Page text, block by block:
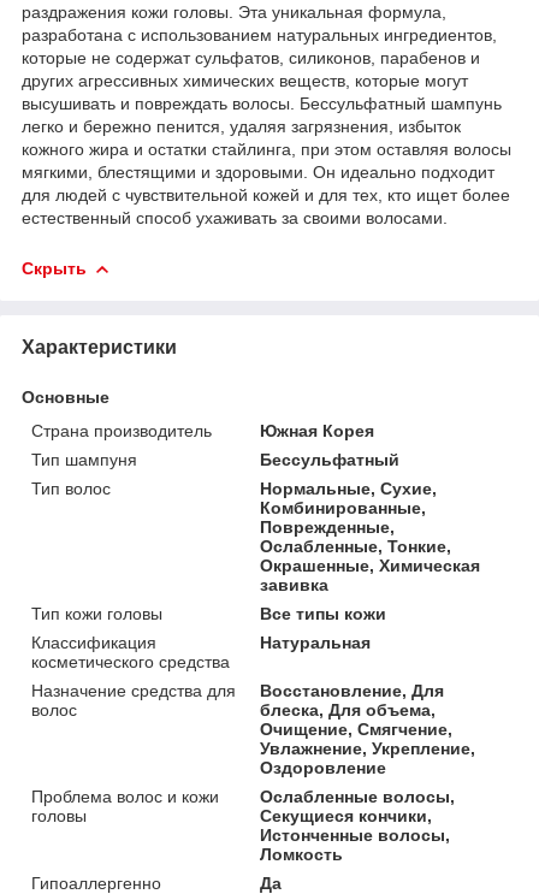
раздражения кожи головы. Эта уникальная формула,
разработана с использованием натуральных ингредиентов,
которые не содержат сульфатов, силиконов, парабенов и
других агрессивных химических веществ, которые могут
высушивать и повреждать волосы. Бессульфатный шампунь
легко и бережно пенится, удаляя загрязнения, избыток
кожного жира и остатки стайлинга, при этом оставляя волосы
мягкими, блестящими и здоровыми. Он идеально подходит
для людей с чувствительной кожей и для тех, кто ищет более
естественный способ ухаживать за своими волосами.
Скрыть
Характеристики
Основные
Страна производитель
Южная Корея
Тип шампуня
Бессульфатный
Тип волос
Нормальные, Сухие,
Комбинированные,
Поврежденные,
Ослабленные, Тонкие,
Окрашенные, Химическая
завивка
Тип кожи головы
Все типы кожи
Классификация
косметического средства
Натуральная
Назначение средства для
волос
Восстановление, Для
блеска, Для объема,
Очищение, Смягчение,
Увлажнение, Укрепление,
Оздоровление
Проблема волос и кожи
головы
Ослабленные волосы,
Секущиеся кончики,
Истонченные волосы,
Ломкость
Гипоаллергенно
Да